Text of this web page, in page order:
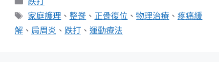
類
標
籤
家庭護理 、整脊 、 正骨復位 、物理治療 、疼痛緩
解 、 肩周炎 、 跌打 、 運動療法